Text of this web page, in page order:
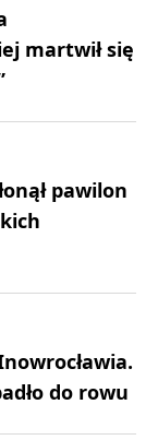
martwił się
pawilon
do rowu